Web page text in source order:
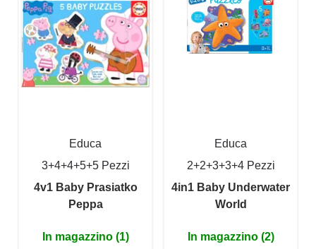
Educa
3+4+4+5+5 Pezzi
4v1 Baby Prasiatko
Peppa
In magazzino (1)
Educa
2+2+3+3+4 Pezzi
4in1 Baby Underwater
World
In magazzino (2)